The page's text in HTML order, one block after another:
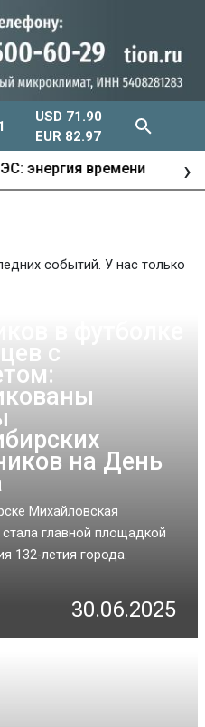
USD 71.90
EUR 82.97
города ›
событий. У нас только
с
на День
Михайловская
главной площадкой
132-летия города.
30.06.2025